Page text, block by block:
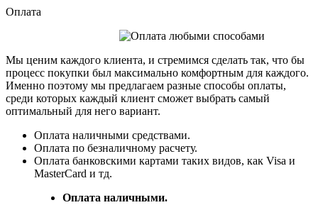
Оплата
Мы ценим каждого клиента, и стремимся сделать так, что бы
процесс покупки был максимально комфортным для каждого.
Именно поэтому мы предлагаем разные способы оплаты,
среди которых каждый клиент сможет выбрать самый
оптимальный для него вариант.
Оплата наличными средствами.
Оплата по безналичному расчету.
Оплата банковскими картами таких видов, как Visa и
MasterCard и тд.
Оплата наличными.